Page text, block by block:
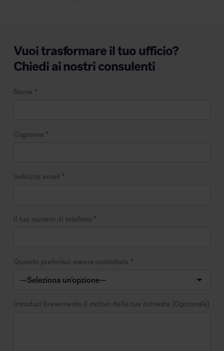
Vuoi trasformare il tuo ufficio?
Chiedi ai nostri consulenti
Nome *
Cognome *
Indirizzo email *
Il tuo numero di telefono *
Quando preferisci essere contattato *
Introduci brevemente il motivo della tua richiesta (Opzionale)